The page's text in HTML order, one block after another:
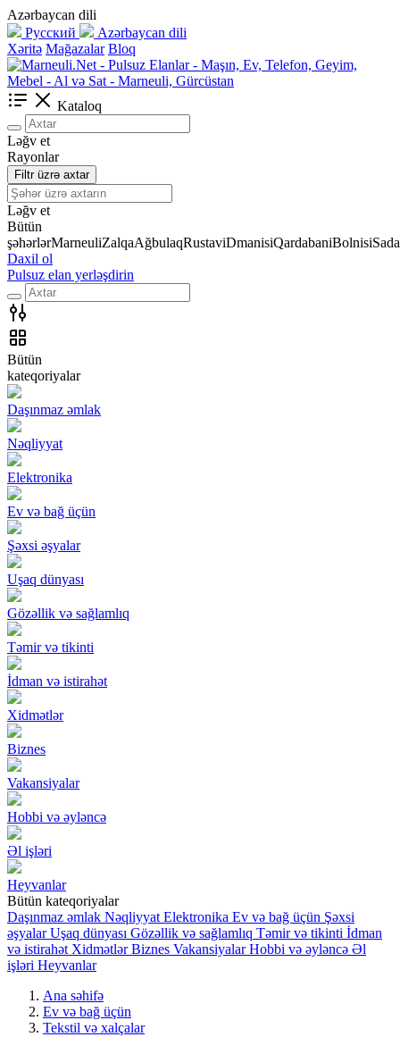
Azərbaycan dili
Русский
Azərbaycan dili
Xəritə Mağazalar Bloq
Kataloq
Ləğv et
Rayonlar
Filtr üzrə axtar
Ləğv et
Bütün
şəhərlərMarneuliZalqaAğbulaqRustaviDmanisiQardabaniBolnisi
Daxil ol
Pulsuz elan yerləşdirin
Bütün
kateqoriyalar
Daşınmaz əmlak
Nəqliyyat
Elektronika
Ev və bağ üçün
Şəxsi əşyalar
Uşaq dünyası
Gözəllik və sağlamlıq
Təmir və tikinti
İdman və istirahət
Xidmətlər
Biznes
Vakansiyalar
Hobbi və əyləncə
Əl işləri
Heyvanlar
Bütün kateqoriyalar
Daşınmaz əmlak Nəqliyyat Elektronika Ev və bağ üçün Şəxsi
əşyalar Uşaq dünyası Gözəllik və sağlamlıq Təmir və tikinti İdman
və istirahət Xidmətlər Biznes Vakansiyalar Hobbi və əyləncə Əl
işləri Heyvanlar
Ana səhifə
Ev və bağ üçün
Tekstil və xalçalar